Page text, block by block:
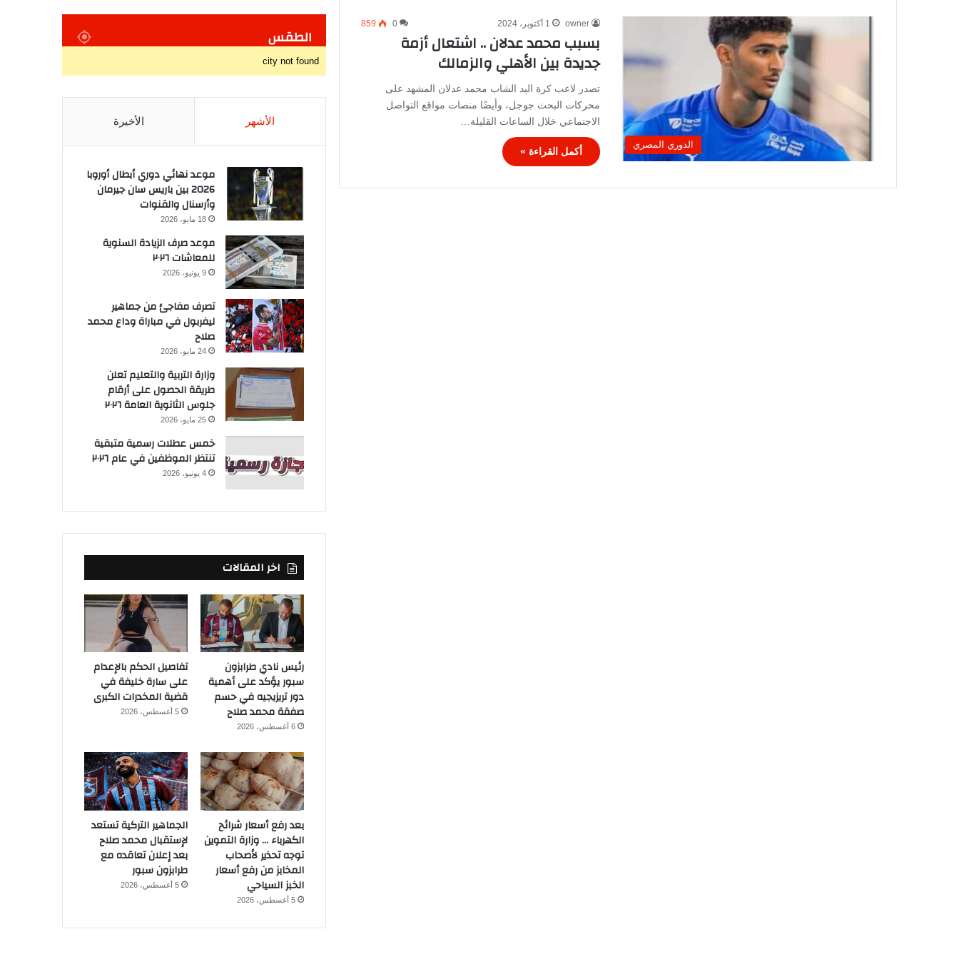
الدوري المصري
owner 1 أكتوبر، 2024 0
859
بسبب محمد عدلان .. اشتعال أزمة
جديدة بين الأهلي والزمالك
تصدر لاعب كرة اليد الشاب محمد عدلان المشهد على
محركات البحث جوجل، وأيضًا منصات مواقع التواصل
الاجتماعي خلال الساعات القليلة…
أكمل القراءة »
الطقس
city not found
الأشهر الأخيرة
موعد نهائي دوري أبطال أوروبا
2026 بين باريس سان جيرمان
وأرسنال والقنوات
18 مايو، 2026
موعد صرف الزيادة السنوية
للمعاشات ٢٠٢٦
9 يونيو، 2026
تصرف مفاجئ من جماهير
ليفربول في مباراة وداع محمد
صلاح
24 مايو، 2026
وزارة التربية والتعليم تعلن
طريقة الحصول على أرقام
جلوس الثانوية العامة ٢٠٢٦
25 مايو، 2026
خمس عطلات رسمية متبقية
تنتظر الموظفين في عام ٢٠٢٦
4 يونيو، 2026
اخر المقالات
رئيس نادي طرابزون
سبور يؤكد على أهمية
دور تريزيجيه في حسم
صفقة محمد صلاح
6 أغسطس، 2026
تفاصيل الحكم بالإعدام
على سارة خليفة في
قضية المخدرات الكبرى
5 أغسطس، 2026
بعد رفع أسعار شرائح
الكهرباء … وزارة التموين
توجه تحذير لأصحاب
المخابز من رفع أسعار
الخبز السياحي
5 أغسطس، 2026
الجماهير التركية تستعد
لإستقبال محمد صلاح
بعد إعلان تعاقده مع
طرابزون سبور
5 أغسطس، 2026